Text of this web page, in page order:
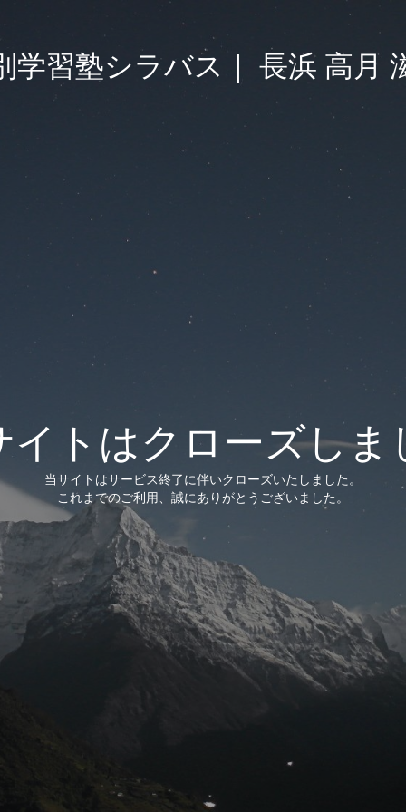
学習塾シラバス｜ 長浜 高月
イトはクローズしま
当サイトはサービス終了に伴いクローズいたしました。
これまでのご利用、誠にありがとうございました。